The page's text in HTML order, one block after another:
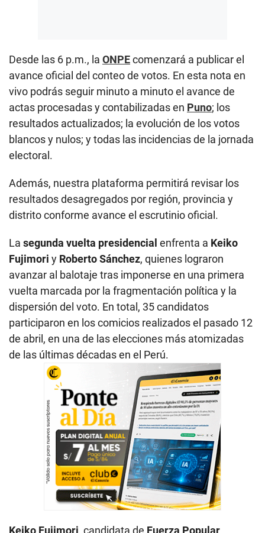
Desde las 6 p.m., la ONPEcomenzará a publicar el
avance oficial del conteo de votos. En esta nota en
vivo podrás seguir minuto a minuto el avance de
actas procesadas y contabilizadas en Puno; los
resultados actualizados; la evolución de los votos
blancos y nulos; y todas las incidencias de la jornada
electoral.
Además, nuestra plataforma permitirá revisar los
resultados desagregados por región, provincia y
distrito conforme avance el escrutinio oficial.
La segunda vuelta presidencial enfrenta a Keiko
Fujimori y Roberto Sánchez, quienes lograron
avanzar al balotaje tras imponerse en una primera
vuelta marcada por la fragmentación política y la
dispersión del voto. En total, 35 candidatos
participaron en los comicios realizados el pasado 12
de abril, en una de las elecciones más atomizadas
de las últimas décadas en el Perú.
Keiko Fujimori , candidata de Fuerza Popular